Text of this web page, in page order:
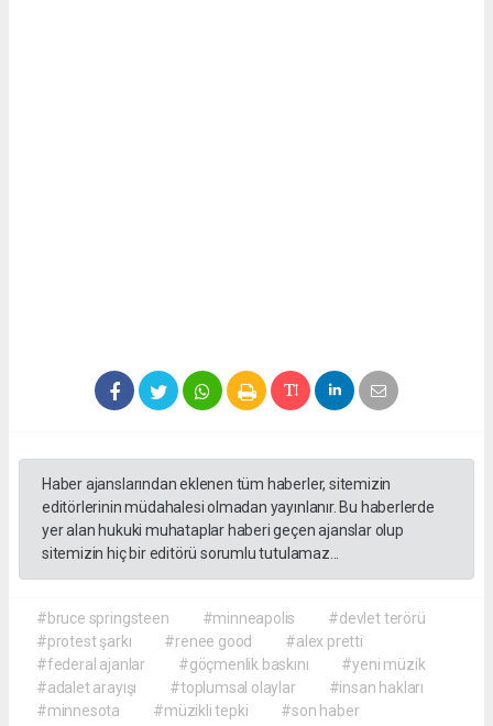
Haber ajanslarından eklenen tüm haberler, sitemizin
editörlerinin müdahalesi olmadan yayınlanır. Bu haberlerde
yer alan hukuki muhataplar haberi geçen ajanslar olup
sitemizin hiç bir editörü sorumlu tutulamaz...
#bruce springsteen #minneapolis
#devlet terörü
#protest şarkı
#renee good
#alex pretti
#federal ajanlar
#göçmenlik baskını
#yeni müzik
#adalet arayışı
#toplumsal olaylar
#insan hakları
#minnesota
#müzikli tepki #son haber